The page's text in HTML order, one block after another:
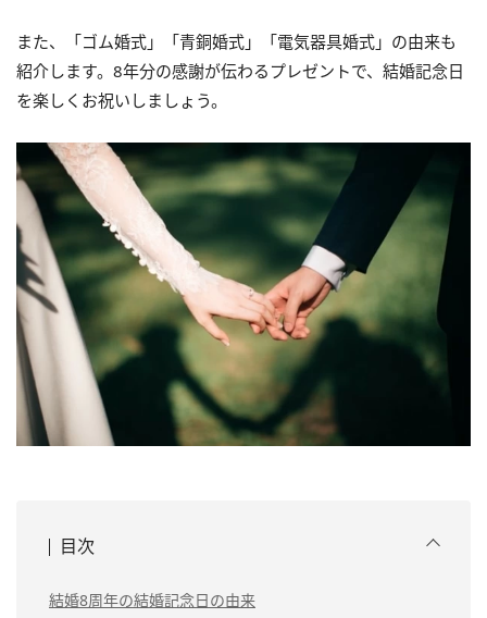
また、「ゴム婚式」「青銅婚式」「電気器具婚式」の由来も
紹介します。8年分の感謝が伝わるプレゼントで、結婚記念日
を楽しくお祝いしましょう。
目次
結婚8周年の結婚記念日の由来